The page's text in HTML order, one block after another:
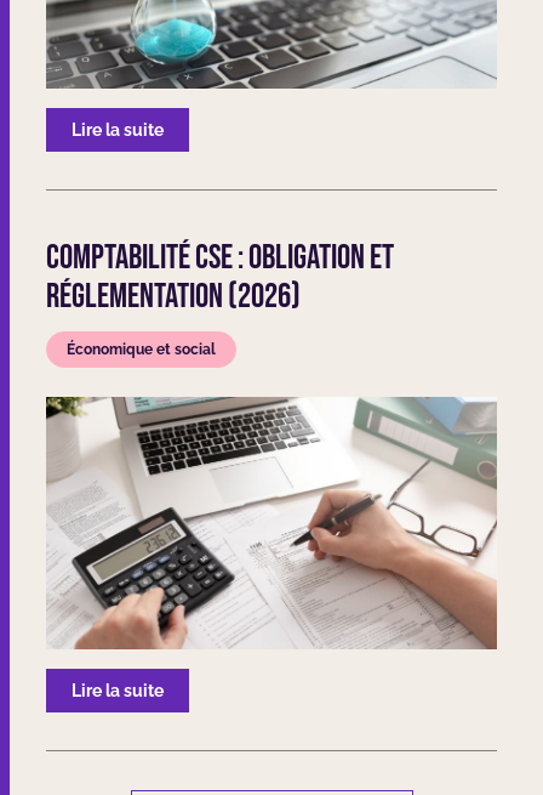
Lire la suite
Comptabilité CSE : obligation et
réglementation (2026)
Économique et social
Lire la suite